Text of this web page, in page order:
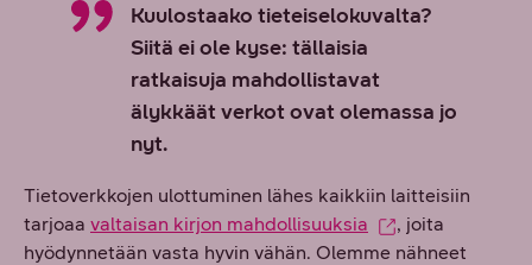
Kuulostaako tieteiselokuvalta?
Siitä ei ole kyse: tällaisia
ratkaisuja mahdollistavat
älykkäät verkot ovat olemassa jo
nyt.
Tietoverkkojen ulottuminen lähes kaikkiin laitteisiin
tarjoaa valtaisan kirjon mahdollisuuksia
, joita
hyödynnetään vasta hyvin vähän. Olemme nähneet